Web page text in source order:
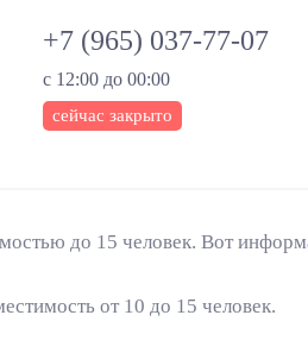
+7 (965) 037-77-07
с 12:00 до 00:00
сейчас закрыто
до 15 человек. Вот
от 10 до 15 человек.